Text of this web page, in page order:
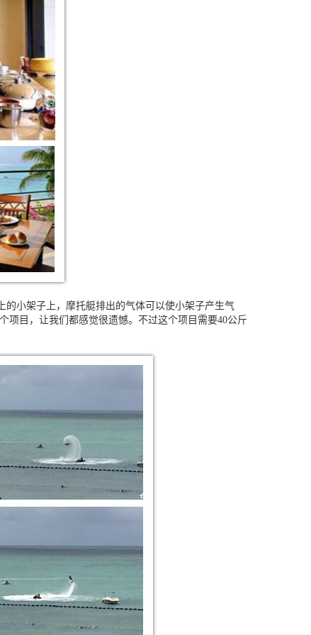
小架子上，摩托艇排出的气体可以使小架子产生气
项目，让我们都感觉很遗憾。不过这个项目需要40公斤